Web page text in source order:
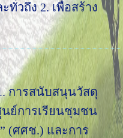
ทั่วถึง 2. เพื่อสร้าง
การสนับสนุนวัสดุ
ย์การเรียนชุมชน
(ศศช.) และการ